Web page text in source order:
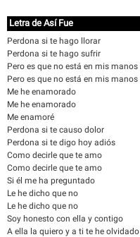
Letra de Así Fue
Perdona si te hago llorar
Perdona si te hago sufrir
Pero es que no está en mis manos
Pero es que no está en mis manos
Me he enamorado
Me he enamorado
Me enamoré
Perdona si te causo dolor
Perdona si te digo hoy adiós
Como decirle que te amo
Como decirle que te amo
Si él me ha preguntado
Le he dicho que no
Le he dicho que no
Soy honesto con ella y contigo
A ella la quiero y a ti te he olvidado